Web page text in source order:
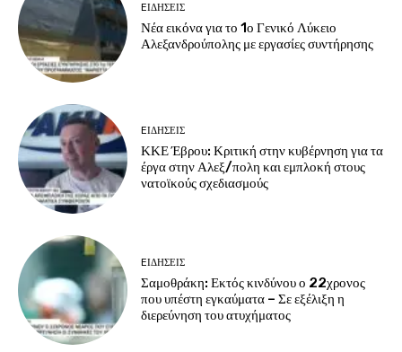
EΙΔΗΣΕΙΣ
Νέα εικόνα για το 1ο Γενικό Λύκειο
Αλεξανδρούπολης με εργασίες συντήρησης
EΙΔΗΣΕΙΣ
ΚΚΕ Έβρου: Κριτική στην κυβέρνηση για τα
έργα στην Αλεξ/πολη και εμπλοκή στους
νατοϊκούς σχεδιασμούς
EΙΔΗΣΕΙΣ
Σαμοθράκη: Εκτός κινδύνου ο 22χρονος
που υπέστη εγκαύματα – Σε εξέλιξη η
διερεύνηση του ατυχήματος